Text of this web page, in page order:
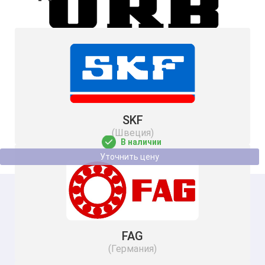
Подшипник 6215 URB
В наличии
Уточнить цену
SKF
(Швеция)
FAG
(Германия)